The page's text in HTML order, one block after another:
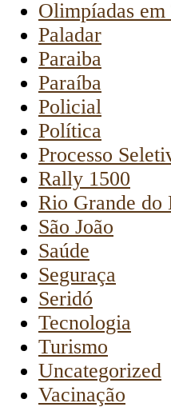
Olimpíadas
Paladar
Paraiba
Paraíba
Policial
Política
Processo
Rally 1500
Rio Grande do
São João
Saúde
Seguraça
Seridó
Tecnologia
Turismo
Uncategorized
Vacinação